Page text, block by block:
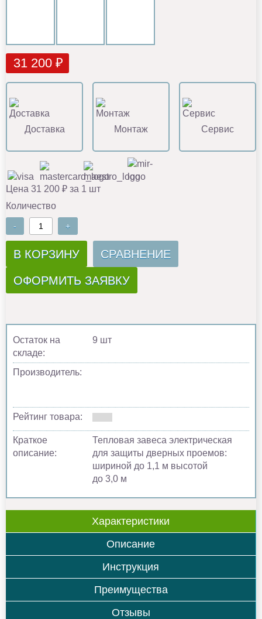
31 200 ₽
Доставка Монтаж Сервис
Цена 31 200 ₽ за 1 шт
Количество
- +
В КОРЗИНУ СРАВНЕНИЕ
ОФОРМИТЬ ЗАЯВКУ
Остаток на
складе:
9 шт
Производитель:
Рейтинг товара:
Краткое
описание:
Тепловая завеса электрическая
для защиты дверных проемов:
шириной до 1,1 м высотой
до 3,0 м
Характеристики
Описание
Инструкция
Преимущества
Отзывы